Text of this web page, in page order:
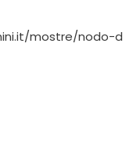
mostre/nodo-d